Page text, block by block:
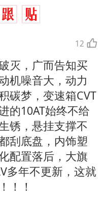
12
灭，广而告知买
机噪音大，动力
碳梦，变速箱CVT
的10AT始终不给
锈，悬挂支撑不
刮底盘，内饰塑
配置落后，大旗
多年不更新，这就
！！